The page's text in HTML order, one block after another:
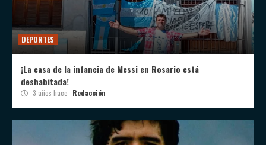
DEPORTES
¡La casa de la infancia de Messi en Rosario está
deshabitada!
3 años hace Redacción